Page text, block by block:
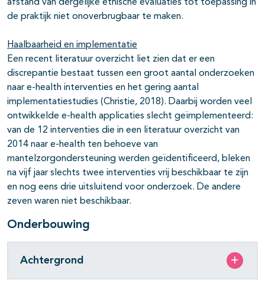
afstand van dergelijke ethische evaluaties tot toepassing in
de praktijk niet onoverbrugbaar te maken.
Haalbaarheid en implementatie
Een recent literatuur overzicht liet zien dat er een
discrepantie bestaat tussen een groot aantal onderzoeken
naar e-health interventies en het gering aantal
implementatiestudies (Christie, 2018). Daarbij worden veel
ontwikkelde e-health applicaties slecht geïmplementeerd:
van de 12 interventies die in een literatuur overzicht van
2014 naar e-health ten behoeve van
mantelzorgondersteuning werden geïdentificeerd, bleken
na vijf jaar slechts twee interventies vrij beschikbaar te zijn
en nog eens drie uitsluitend voor onderzoek. De andere
zeven waren niet beschikbaar.
Onderbouwing
Achtergrond